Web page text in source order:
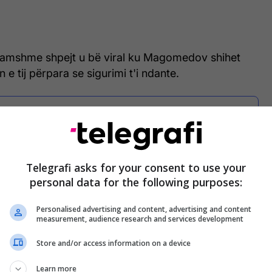
shpejt u bë viral ku Magomedov shihet
e tij përpara se sigurimi t'i ndante.
Spektaklin e UFC 267 e 'vodhën'
Hasbulla dhe Abdu - gjërat mes
tyre eskaluan shpejtë
se paraqitja e Hasbullës në UFC 267
pozoi në një foto me rusin e njohur pranë
ta bëjë ‘luftëtar’ në oktogon.
Telegrafi asks for your consent to use your
personal data for the following purposes:
Personalised advertising and content, advertising and content
measurement, audience research and services development
Store and/or access information on a device
Learn more